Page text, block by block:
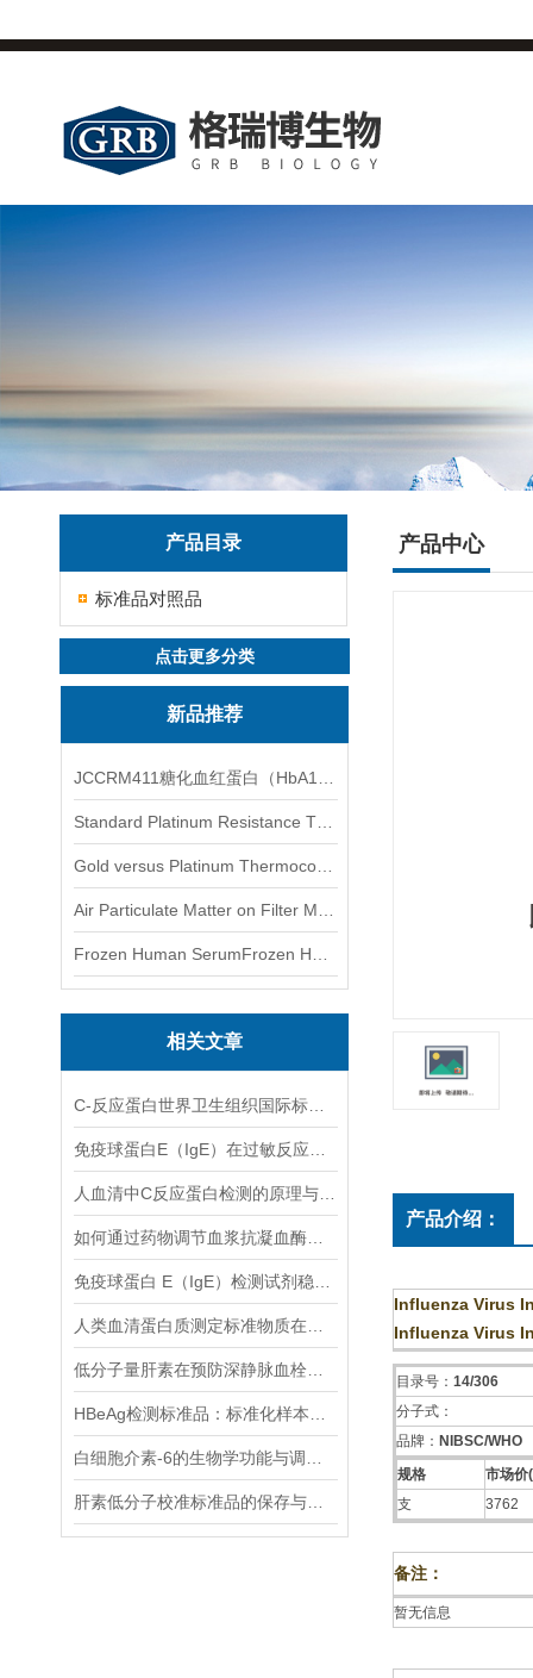
产品目录
标准品对照品
点击更多分类
新品推荐
相关文章
产品中心
产品介绍：
Influenza Virus
Influenza Virus
目录号： 14/306
分子式：
品牌： NIBSC/WHO
规格
市场价
支
3762
备注：
暂无信息